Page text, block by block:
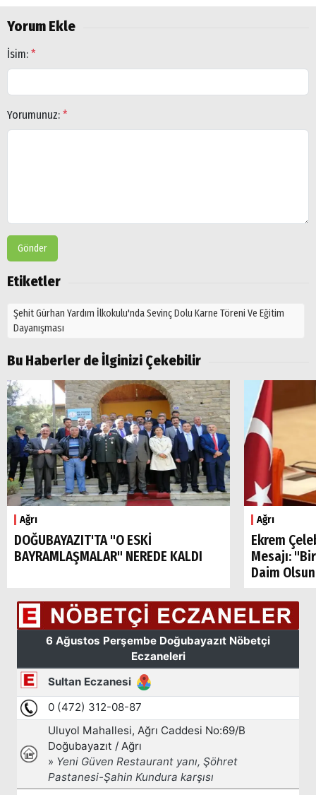
Yorum Ekle
İsim: *
Yorumunuz: *
Gönder
Etiketler
Şehit Gürhan Yardım İlkokulu'nda Sevinç Dolu Karne Töreni Ve Eğitim
Dayanışması
Bu Haberler de İlginizi Çekebilir
Ağrı
DOĞUBAYAZIT'TA "O ESKİ
BAYRAMLAŞMALAR" NEREDE KALDI
Ağrı
Ekrem
Mesajı:
Daim
Popüler
Aramalar: